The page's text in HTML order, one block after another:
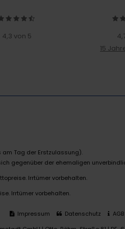
4,3 von 5
15
am Tag der Erstzulassung).
gegenüber der ehemaligen
Irrtümer vorbehalten.
Irrtümer vorbehalten.
Impressum Datenschutz AGB